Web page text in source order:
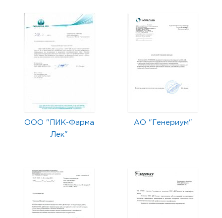
ООО "ПИК-Фарма
Лек"
АО "Генериум"